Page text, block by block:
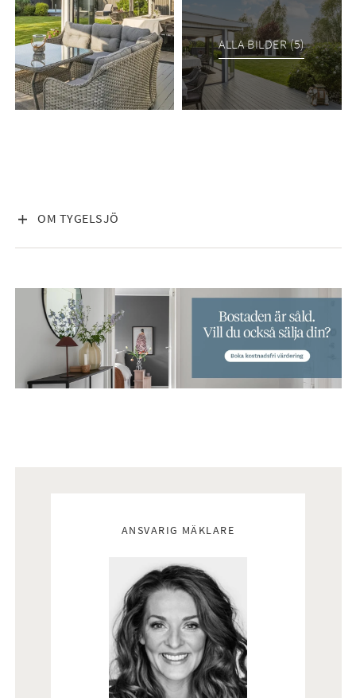
ALLA BILDER (5)
OM TYGELSJÖ
VISA INNEHÅLL
ANSVARIG MÄKLARE